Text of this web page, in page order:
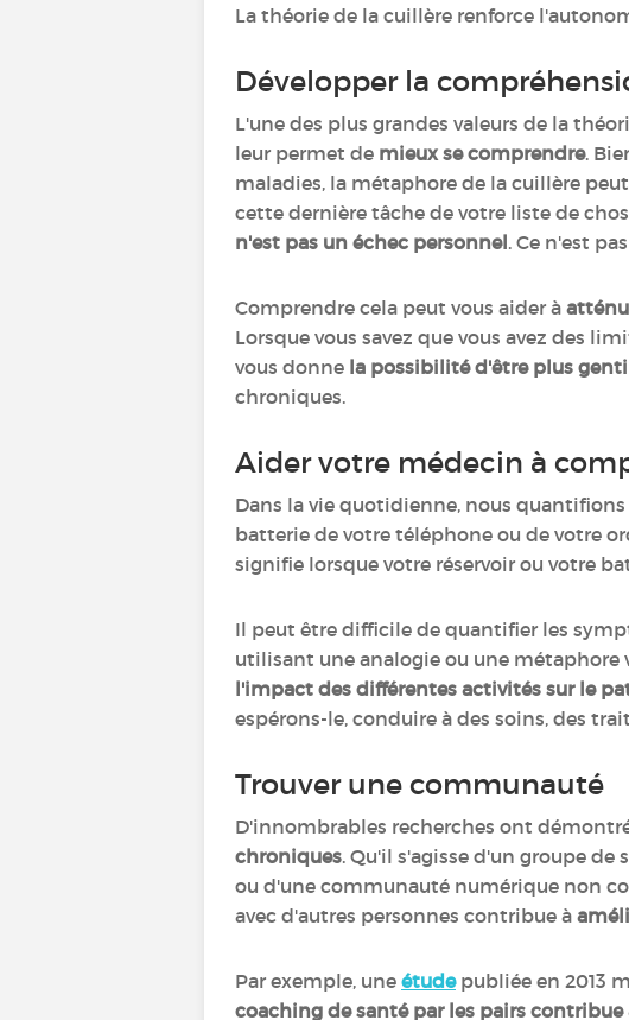
La théorie de la cuillère renforce
Développer la
L'une des plus grandes valeurs de la
leur permet de mieux se comprendre.
maladies, la métaphore de la cuillère
cette dernière tâche de votre liste de
n'est pas un échec personnel. Ce n'est
Comprendre cela peut vous aider à
Lorsque vous savez que vous avez des
vous donne la possibilité d'être plus
chroniques.
Aider votre médecin à
Dans la vie quotidienne, nous
batterie de votre téléphone ou de votre
signifie lorsque votre réservoir ou votre
Il peut être difficile de quantifier les
utilisant une analogie ou une métaphore
l'impact des différentes activités sur le
espérons-le, conduire à des soins, des
Trouver une communauté
D'innombrables recherches ont
chroniques. Qu'il s'agisse d'un groupe
ou d'une communauté numérique non
avec d'autres personnes contribue à
Par exemple, une étudepubliée en 2013
coaching de santé par les pairs